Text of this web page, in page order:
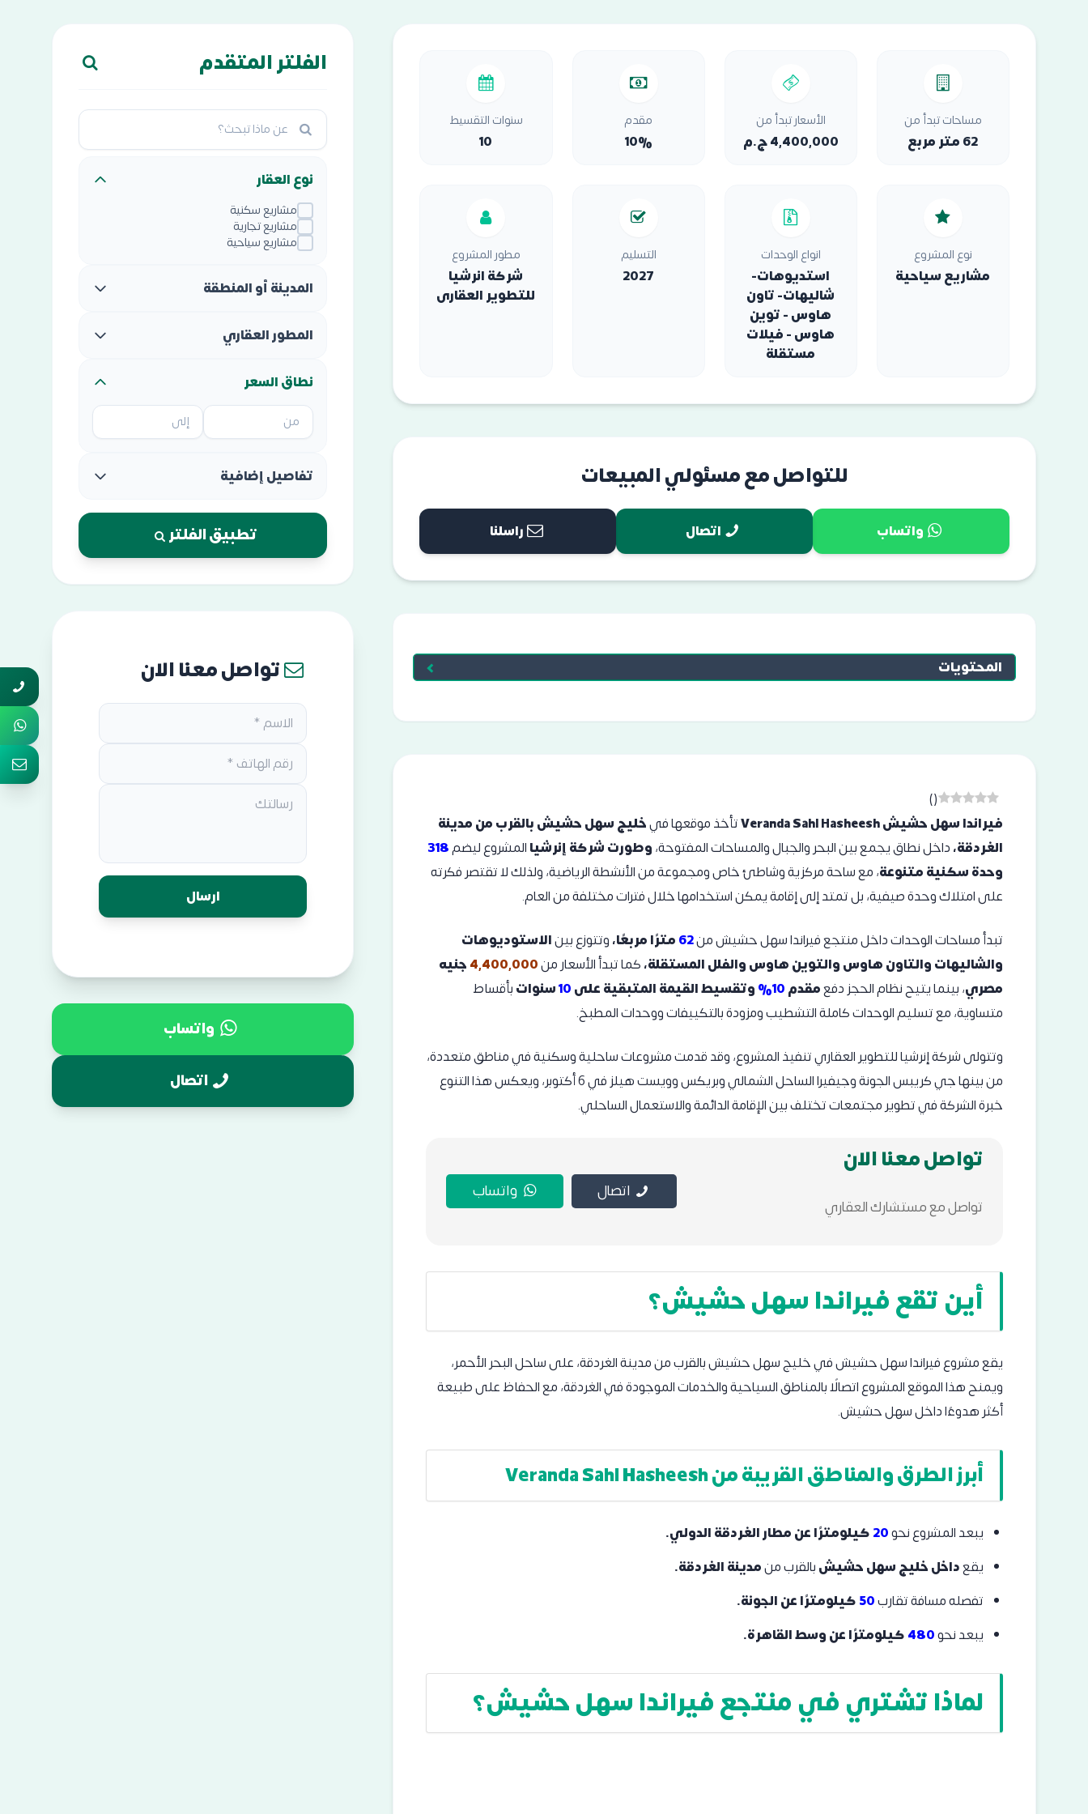
مساحات تبدأ من
62 متر مربع
الأسعار تبدأ من
4,400,000 ج.م
مقدم
10%
سنوات التقسيط
10
نوع المشروع
مشاريع سياحية
انواع الوحدات
استديوهات-
شاليهات- تاون
هاوس - توين
هاوس - فيلات
مستقلة
التسليم
2027
مطور المشروع
شركة انرشيا
للتطوير العقارى
للتواصل مع مسئولي المبيعات
واتساب اتصال راسلنا
المحتويات
(
)
فيراندا سهل حشيش Veranda Sahl Hasheesh
تأخذ موقعها فيخليج سهل حشيش بالقرب من مدينة
الغردقة،داخل نطاق يجمع بين البحر والجبال والمساحات المفتوحة،وطورت شركة إنرشياالمشروع ليضم318
وحدة سكنية متنوعة، مع ساحة مركزية وشاطئ خاص ومجموعة من الأنشطة الرياضية، ولذلك لا تقتصر فكرته
على امتلاك وحدة صيفية، بل تمتد إلى إقامة يمكن استخدامها خلال فترات مختلفة من العام.
تبدأ مساحات الوحدات داخل منتجع فيراندا سهل حشيش من62مترًا مربعًا،وتتوزع بينالاستوديوهات
والشاليهات والتاون هاوس والتوين هاوس والفلل المستقلة،كما تبدأ الأسعار من4,400,000جنيه
مصري، بينما يتيح نظام الحجز دفعمقدم10% وتقسيط القيمة المتبقية على10سنواتبأقساط
متساوية، مع تسليم الوحدات كاملة التشطيب ومزودة بالتكييفات ووحدات المطبخ.
وتتولى شركة إنرشيا للتطوير العقاري تنفيذ المشروع، وقد قدمت مشروعات ساحلية وسكنية في مناطق متعددة،
من بينها جي كريبس الجونة وجيفيرا الساحل الشمالي وبريكس وويست هيلز في 6 أكتوبر، ويعكس هذا التنوع
خبرة الشركة في تطوير مجتمعات تختلف بين الإقامة الدائمة والاستعمال الساحلي.
تواصل معنا الان
تواصل مع مستشارك العقاري
اتصال واتساب
أين تقع فيراندا سهل حشيش؟
يقع مشروع فيراندا سهل حشيش في خليج سهل حشيش بالقرب من مدينة الغردقة، على ساحل البحر الأحمر،
ويمنح هذا الموقع المشروع اتصالًا بالمناطق السياحية والخدمات الموجودة في الغردقة، مع الحفاظ على طبيعة
أكثر هدوءًا داخل سهل حشيش.
أبرز الطرق والمناطق القريبة من Veranda Sahl Hasheesh
يبعد المشروع نحو20كيلومترًا عن مطار الغردقة الدولي.
يقعداخل خليج سهل حشيشبالقرب منمدينة الغردقة.
تفصله مسافة تقارب50كيلومترًا عن الجونة.
يبعد نحو480كيلومترًا عن وسط القاهرة.
لماذا تشتري في منتجع فيراندا سهل حشيش؟
الفلتر المتقدم
نوع العقار
مشاريع سكنية
مشاريع تجارية
مشاريع سياحية
المدينة أو المنطقة
المطور العقاري
نطاق السعر
تفاصيل إضافية
تطبيق الفلتر
تواصل معنا الان
واتساب
اتصال